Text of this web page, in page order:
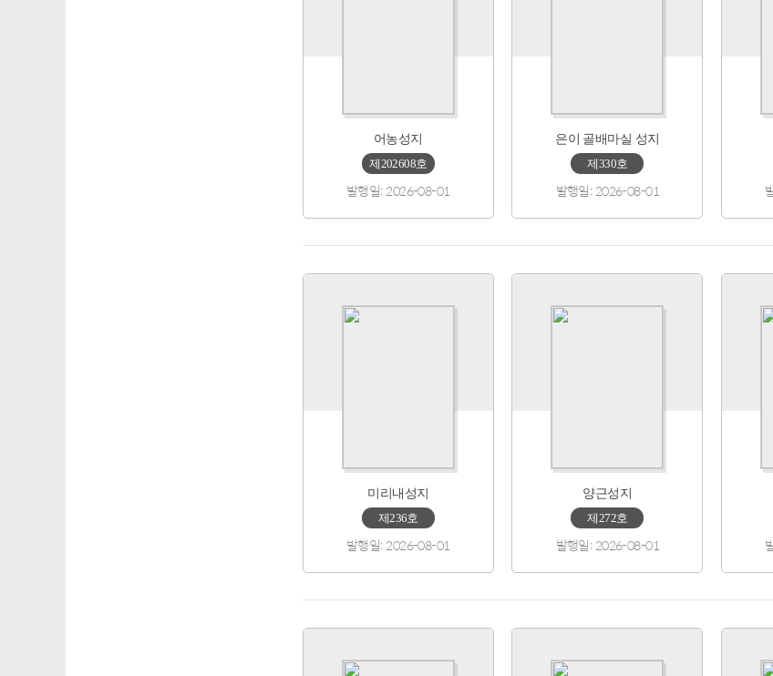
어농성지
제202608호
발행일: 2026-08-01
은이 골배마실 성지
제330호
발행일: 2026-08-01
미리내성지
제236호
발행일: 2026-08-01
양근성지
제272호
발행일: 2026-08-01